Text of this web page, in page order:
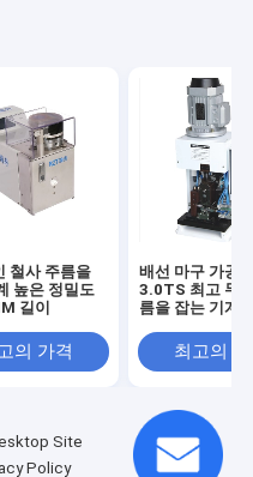
철사 주름을
높은 정밀도
길이
의 가격
배선 마구 가공
3.0TS 최고 무
름을 잡는 기계
최고의
Site
Policy